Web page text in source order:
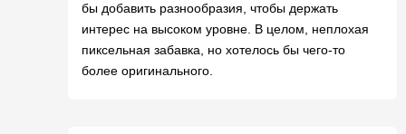
бы добавить разнообразия, чтобы держать
интерес на высоком уровне. В целом, неплохая
пиксельная забавка, но хотелось бы чего-то
более оригинального.